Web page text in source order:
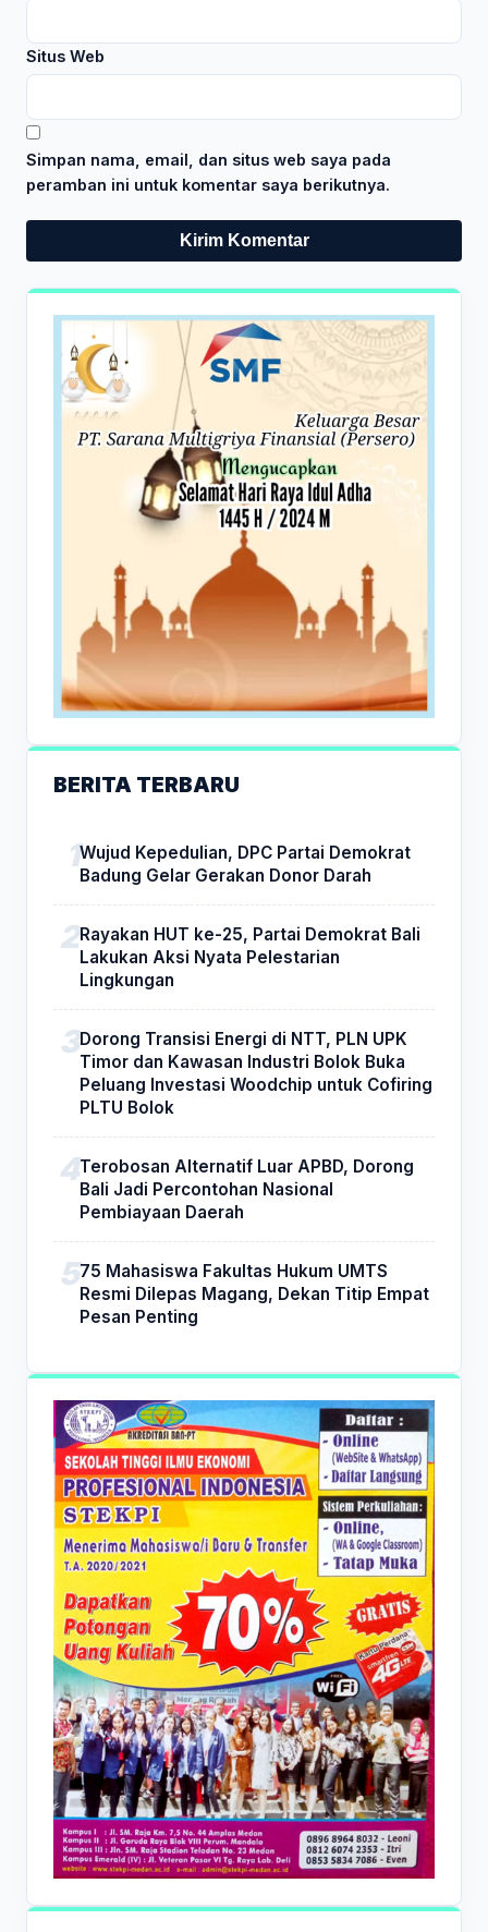
Situs Web
Simpan nama, email, dan situs web saya pada
peramban ini untuk komentar saya berikutnya.
BERITA TERBARU
Wujud Kepedulian, DPC Partai Demokrat
Badung Gelar Gerakan Donor Darah
Rayakan HUT ke-25, Partai Demokrat Bali
Lakukan Aksi Nyata Pelestarian
Lingkungan
Dorong Transisi Energi di NTT, PLN UPK
Timor dan Kawasan Industri Bolok Buka
Peluang Investasi Woodchip untuk Cofiring
PLTU Bolok
Terobosan Alternatif Luar APBD, Dorong
Bali Jadi Percontohan Nasional
Pembiayaan Daerah
75 Mahasiswa Fakultas Hukum UMTS
Resmi Dilepas Magang, Dekan Titip Empat
Pesan Penting